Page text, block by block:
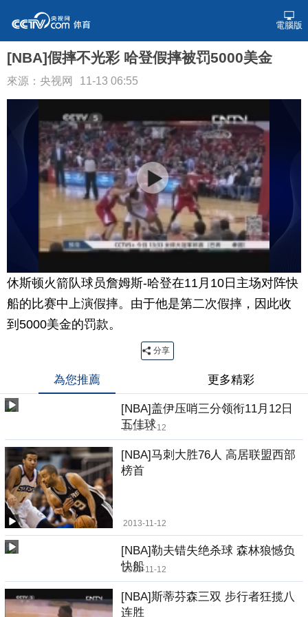
電腦版
[NBA]假摔不光彩 哈登假摔被罚5000美金
來源：央视网 11-13 06:55
休斯顿火箭队球员詹姆斯-哈登在11月10日主场对阵快
船的比赛中上演假摔。由于他是第二次假摔，因此收
到5000美金的罚款。
分享
為您推薦 更多精彩
[NBA]盖伊压哨三分领衔11月12日
五佳球
2013-11-12
[NBA]马刺大胜76人 高居联盟西部
榜首
2013-11-12
[NBA]勒夫错失绝杀球 森林狼憾负
快船
2013-11-12
[NBA]斯蒂芬森三双 步行者狂揽八
连胜